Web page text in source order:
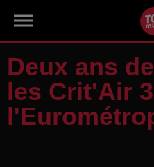
Deux ans
les Crit'Air